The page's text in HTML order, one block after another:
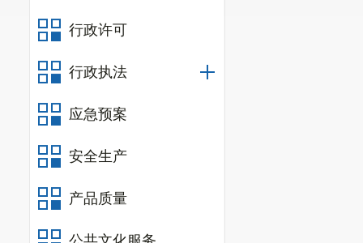
行政许可
行政执法
应急预案
安全生产
产品质量